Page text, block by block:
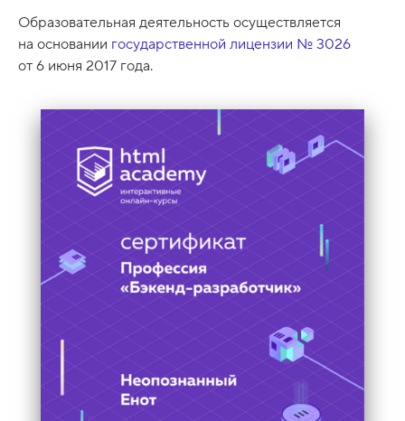
ф
и
Образовательная деятельность осуществляется
на основании государственной лицензии № 3026
от 6 июня 2017 года.